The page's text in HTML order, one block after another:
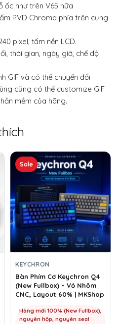
ốc như trên V65 nữa
PVD Chroma phía trên cụng
pixel, tấm nền LCD.
thời gian, ngày giờ, chế độ
GIF và có thể chuyển đổi
cũng có thể customize GIF
mềm của hãng.
Sale
KEYCHRON
Bàn Phím Cơ Keychron Q4
(New Fullbox) – Vỏ Nhôm
CNC, Layout 60% | MKShop
Hàng mới 100% (New Fullbox),
nguyên hộp, nguyên seal
Sản
phẩm
có
nhiều
biến
thể.
Các
tùy
chọn
có
thể
được
chọn